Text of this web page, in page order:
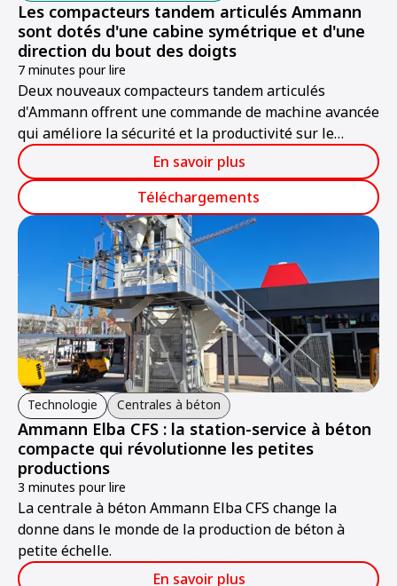
Les compacteurs tandem articulés Ammann
sont dotés d'une cabine symétrique et d'une
direction du bout des doigts
7 minutes pour lire
Deux nouveaux compacteurs tandem articulés
d'Ammann offrent une commande de machine avancée
qui améliore la sécurité et la productivité sur le
chantier.
En savoir plus
Téléchargements
Technologie Centrales à béton
Ammann Elba CFS : la station-service à béton
compacte qui révolutionne les petites
productions
3 minutes pour lire
La centrale à béton Ammann Elba CFS change la
donne dans le monde de la production de béton à
petite échelle.
En savoir plus